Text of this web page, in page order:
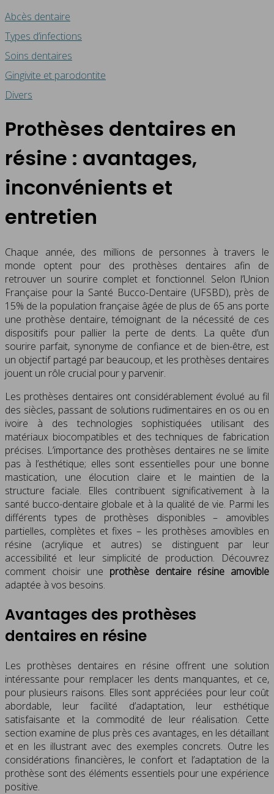
Abcès dentaire
Types d’infections
Soins dentaires
Gingivite et parodontite
Divers
Prothèses dentaires en
résine : avantages,
inconvénients et
entretien
Chaque année, des millions de personnes à travers le
monde optent pour des prothèses dentaires afin de
retrouver un sourire complet et fonctionnel. Selon l’Union
Française pour la Santé Bucco-Dentaire (UFSBD), près de
15% de la population française âgée de plus de 65 ans porte
une prothèse dentaire, témoignant de la nécessité de ces
dispositifs pour pallier la perte de dents. La quête d’un
sourire parfait, synonyme de confiance et de bien-être, est
un objectif partagé par beaucoup, et les prothèses dentaires
jouent un rôle crucial pour y parvenir.
Les prothèses dentaires ont considérablement évolué au fil
des siècles, passant de solutions rudimentaires en os ou en
ivoire à des technologies sophistiquées utilisant des
matériaux biocompatibles et des techniques de fabrication
précises. L’importance des prothèses dentaires ne se limite
pas à l’esthétique; elles sont essentielles pour une bonne
mastication, une élocution claire et le maintien de la
structure faciale. Elles contribuent significativement à la
santé bucco-dentaire globale et à la qualité de vie. Parmi les
différents types de prothèses disponibles – amovibles
partielles, complètes et fixes – les prothèses amovibles en
résine (acrylique et autres) se distinguent par leur
accessibilité et leur simplicité de production. Découvrez
comment choisir une prothèse dentaire résine amovible
adaptée à vos besoins.
Avantages des prothèses
dentaires en résine
Les prothèses dentaires en résine offrent une solution
intéressante pour remplacer les dents manquantes, et ce,
pour plusieurs raisons. Elles sont appréciées pour leur coût
abordable, leur facilité d’adaptation, leur esthétique
satisfaisante et la commodité de leur réalisation. Cette
section examine de plus près ces avantages, en les détaillant
et en les illustrant avec des exemples concrets. Outre les
considérations financières, le confort et l’adaptation de la
prothèse sont des éléments essentiels pour une expérience
positive.